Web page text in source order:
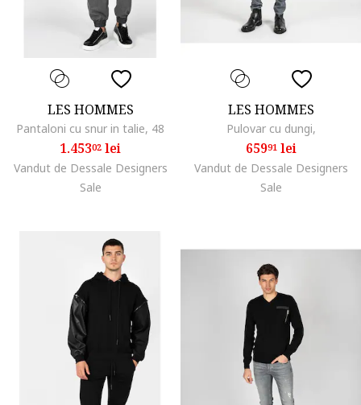
LES HOMMES
Pantaloni cu snur in talie, 48
1.45302 lei
Vandut de Dessale Designers
Sale
LES HOMMES
Pulovar cu dungi,
65991lei
Vandut de Dessale Designers
Sale